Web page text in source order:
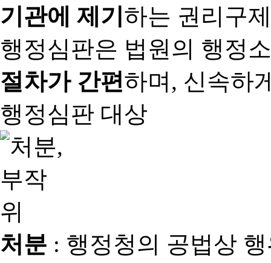
기관에 제기하는 권리구
행정심판은 법원의 행정
절차가 간편하며, 신속하
행정심판 대상
처분 : 행정청의 공법상